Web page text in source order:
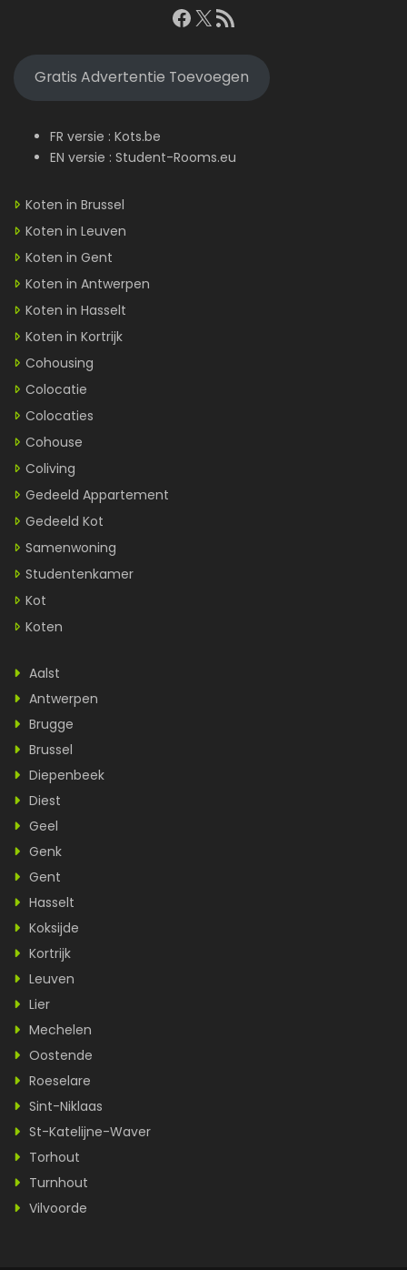
Facebook
X RSS feed
Gratis Advertentie Toevoegen
FR versie : Kots.be
EN versie : Student-Rooms.eu
Koten in Brussel
Koten in Leuven
Koten in Gent
Koten in Antwerpen
Koten in Hasselt
Koten in Kortrijk
Cohousing
Colocatie
Colocaties
Cohouse
Coliving
Gedeeld Appartement
Gedeeld Kot
Samenwoning
Studentenkamer
Kot
Koten
Aalst
Antwerpen
Brugge
Brussel
Diepenbeek
Diest
Geel
Genk
Gent
Hasselt
Koksijde
Kortrijk
Leuven
Lier
Mechelen
Oostende
Roeselare
Sint-Niklaas
St-Katelijne-Waver
Torhout
Turnhout
Vilvoorde